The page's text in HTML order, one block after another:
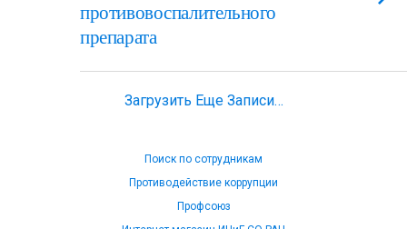
противовоспалительного
препарата
Загрузить Еще Записи…
Поиск по сотрудникам
Противодействие коррупции
Профсоюз